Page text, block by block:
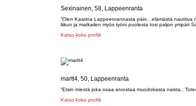
Sexinainen, 58, Lappeenranta
“Olen Kaarina Lappeenrannasta päin…elämästä nauttiva
liikun ja matkailen myös työni puolesta tosi paljon ympäri
Katso koko profiili
martt4, 50, Lappeenranta
“Etsin miestä joka osaa arvostaa muodokasta naista..
Katso koko profiili